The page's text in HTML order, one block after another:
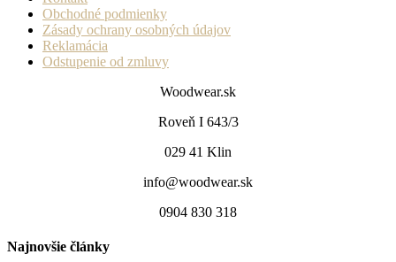
Obchodné podmienky
Zásady ochrany osobných údajov
Reklamácia
Odstupenie od zmluvy
Woodwear.sk
Roveň I 643/3
029 41 Klin
info@woodwear.sk
0904 830 318
Najnovšie články